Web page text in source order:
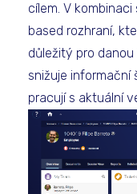
cílem. V
based rozhraní,
důležitý pro
snižuje informační
pracují s aktuální